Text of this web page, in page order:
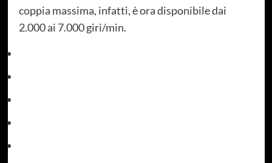
coppia massima, infatti, è ora disponibile dai
2.000 ai 7.000 giri/min.